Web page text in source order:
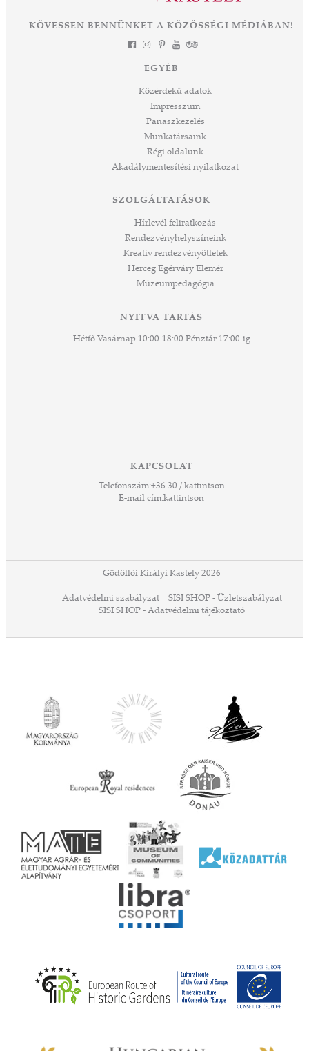
KÖVESSEN BENNÜNKET A KÖZÖSSÉGI MÉDIÁBAN!
EGYÉB
Közérdekű adatok
Impresszum
Panaszkezelés
Munkatársaink
Régi oldalunk
Akadálymentesítési nyilatkozat
SZOLGÁLTATÁSOK
Hírlevél feliratkozás
Rendezvényhelyszíneink
Kreatív rendezvényötletek
Herceg Egérváry Elemér
Múzeumpedagógia
NYITVA TARTÁS
Hétfő-Vasárnap 10:00-18:00 Pénztár 17:00-ig
KAPCSOLAT
Telefonszám:+36 30 / kattintson
E-mail cím:kattintson
Gödöllői Királyi Kastély 2026
Adatvédelmi szabályzat
SISI SHOP - Üzletszabályzat
SISI SHOP - Adatvédelmi tájékoztató